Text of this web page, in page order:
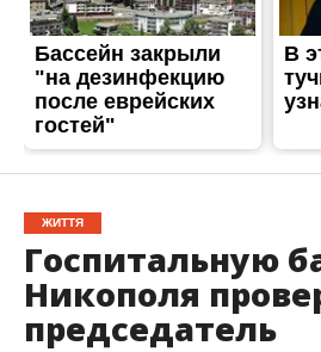
ЖИТТЯ
Госпитальную
Никополя
председатель